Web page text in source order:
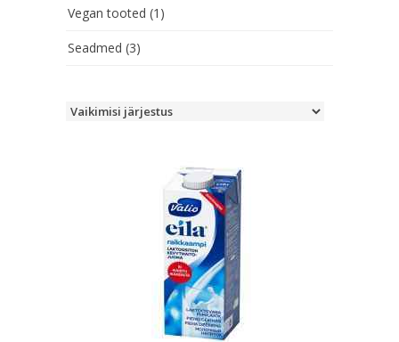
Vegan tooted (1)
Seadmed (3)